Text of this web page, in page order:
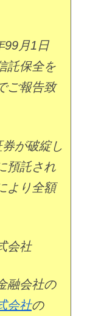
99月1日
託保全を
ご報告致
が破綻し
預託され
より全額
会社
融会社の
会社の